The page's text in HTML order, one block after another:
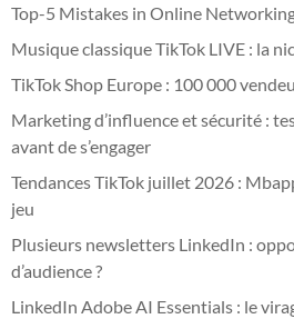
Top-5 Mistakes in Online
Musique classique TikTok LIVE : la
TikTok Shop Europe : 100 000
Marketing d’influence et sécurité :
avant de s’engager
Tendances TikTok juillet 2026 :
jeu
Plusieurs newsletters LinkedIn :
d’audience ?
LinkedIn Adobe AI Essentials : le